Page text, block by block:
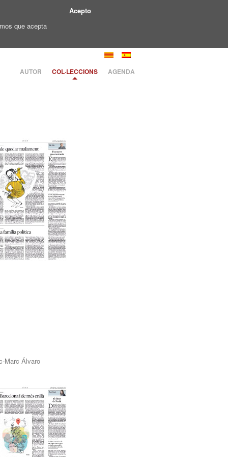
que acepta
Acepto
AUTOR COL·LECCIONS AGENDA
Marc Álvaro